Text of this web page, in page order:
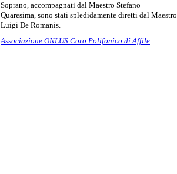
Soprano, accompagnati dal Maestro Stefano
Quaresima, sono stati spledidamente diretti dal Maestro
Luigi De Romanis.
Associazione ONLUS Coro Polifonico di Affile